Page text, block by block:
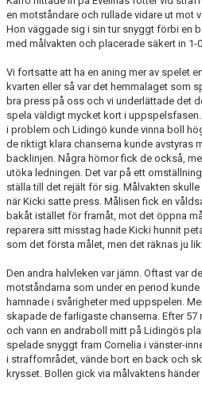
en motståndare och rullade vidare ut mot
Hon väggade sig i sin tur snyggt förbi en
med målvakten och placerade säkert in 1-
Vi fortsatte att ha en aning mer av spelet
kvarten eller så var det hemmalaget som
bra press på oss och vi underlättade det
spela väldigt mycket kort i
i problem och Lidingö kunde vinna boll
de riktigt klara chanserna kunde avstyras
backlinjen. Några hörnor fick de också,
utöka ledningen. Det var på ett
ställa till det rejält för sig. Målvakten
när Kicki satte press. Målisen fick en
bakåt istället för framåt, mot det öppna
reparera sitt misstag hade Kicki hunnit
som det första målet, men det räknas ju
Den andra halvleken var jämn. Oftast var
motståndarna som under en period
hamnade i svårigheter med uppspelen.
skapade de farligaste chanserna. Efter
och vann en andraboll mitt på Lidingös
spelade snyggt fram Cornelia i vänster-
i straffområdet, vände bort en back och
krysset. Bollen gick via målvaktens